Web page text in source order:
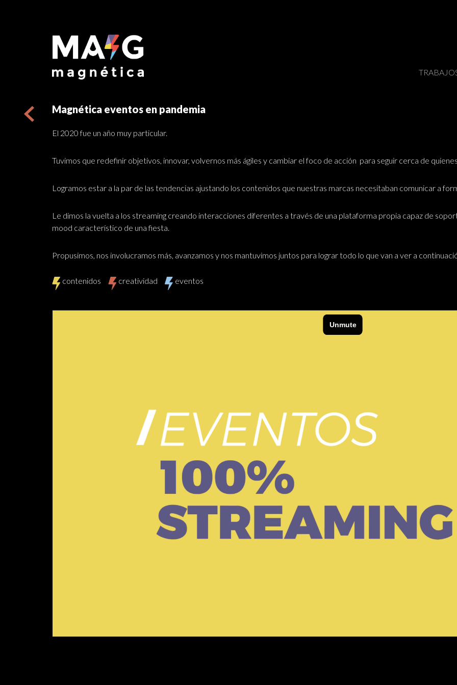
Magnética eventos en pandemia
El 2020 fue un año muy particular.
Tuvimos que redefinir objetivos, innovar, volvernos más ágiles y cambiar el foco de acción para seguir cerca de
Logramos estar a la par de las tendencias ajustando los contenidos que nuestras marcas necesitaban comunicar a
Le dimos la vuelta a los streaming creando interacciones diferentes a través de una plataforma propia capaz de
mood característico de una fiesta.
Propusimos, nos involucramos más, avanzamos y nos mantuvimos juntos para lograr todo lo que van a ver a
contenidos creatividad eventos